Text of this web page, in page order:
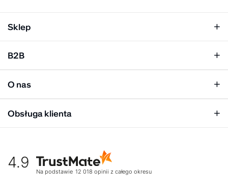
Sklep
Klapki męskie
Mężczyzna
B2B
Panel hurtowy
O nas
Biuro prasowe
Kultura organizacyjna
Rekrutujemy
Obsługa klienta
Warunki dostawy
Zwroty
4.9
Na podstawie 12 018 opinii z całego okresu